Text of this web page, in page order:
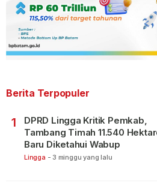
Berita Terpopuler
1
DPRD Lingga Kritik Pemkab,
Tambang Timah 11.540
Baru Diketahui Wabup
Lingga - 3 minggu yang lalu